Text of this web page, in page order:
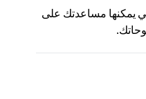
يمكنها مساعدتك على